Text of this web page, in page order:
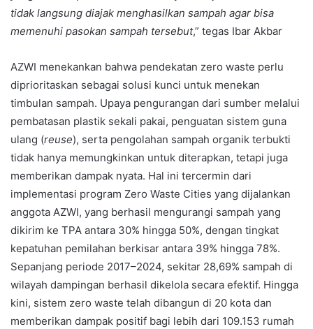
tidak langsung diajak menghasilkan sampah agar bisa
memenuhi pasokan sampah tersebut,” tegas Ibar Akbar
AZWI menekankan bahwa pendekatan zero waste perlu
diprioritaskan sebagai solusi kunci untuk menekan
timbulan sampah. Upaya pengurangan dari sumber melalui
pembatasan plastik sekali pakai, penguatan sistem guna
ulang (reuse), serta pengolahan sampah organik terbukti
tidak hanya memungkinkan untuk diterapkan, tetapi juga
memberikan dampak nyata. Hal ini tercermin dari
implementasi program Zero Waste Cities yang dijalankan
anggota AZWI, yang berhasil mengurangi sampah yang
dikirim ke TPA antara 30% hingga 50%, dengan tingkat
kepatuhan pemilahan berkisar antara 39% hingga 78%.
Sepanjang periode 2017–2024, sekitar 28,69% sampah di
wilayah dampingan berhasil dikelola secara efektif. Hingga
kini, sistem zero waste telah dibangun di 20 kota dan
memberikan dampak positif bagi lebih dari 109.153 rumah